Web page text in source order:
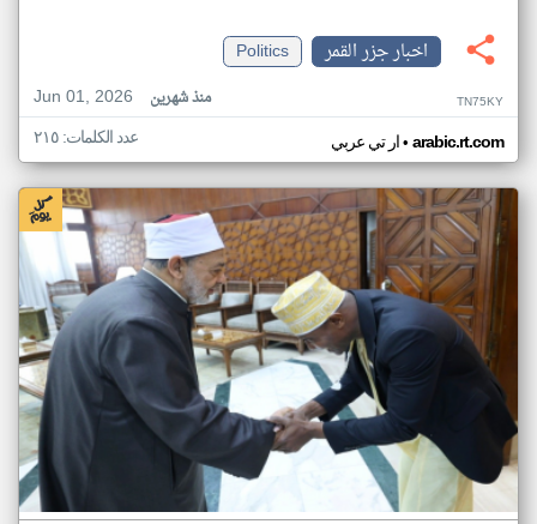
اخبار جزر القمر
Politics
Jun 01, 2026
منذ شهرين TN75KY
ار تي عربي• arabic.rt.com عدد الكلمات: ٢١٥